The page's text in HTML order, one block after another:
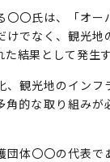
〇〇氏は、「オー
けでなく、観光地
結果として発生す
、観光地のインフ
角的な取り組みが
団体〇〇の代表で